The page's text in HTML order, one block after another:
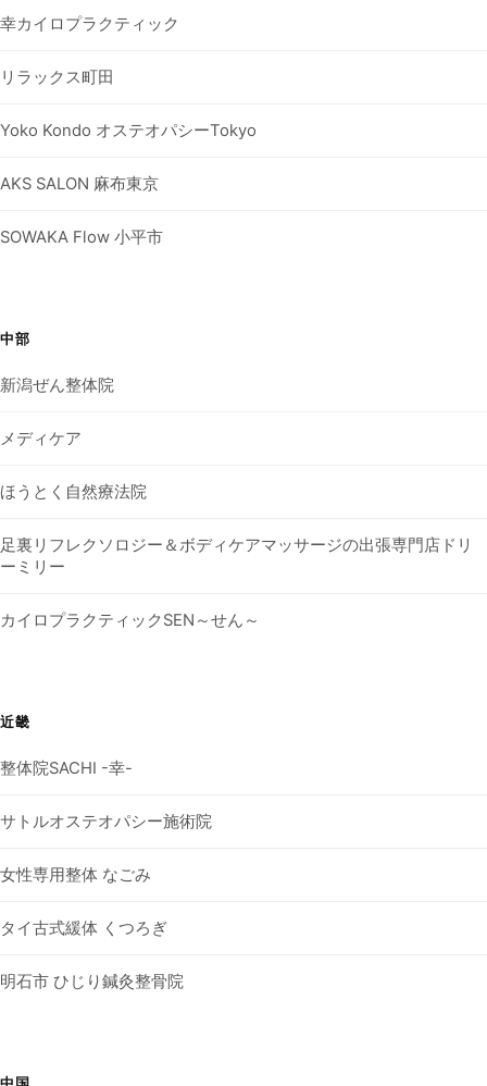
幸カイロプラクティック
リラックス町田
Yoko Kondo オステオパシーTokyo
AKS SALON 麻布東京
SOWAKA Flow 小平市
中部
新潟ぜん整体院
メディケア
ほうとく自然療法院
足裏リフレクソロジー＆ボディケアマッサージの出張専門店ドリ
ーミリー
カイロプラクティックSEN～せん～
近畿
整体院SACHI -幸-
サトルオステオパシー施術院
女性専用整体 なごみ
タイ古式緩体 くつろぎ
明石市 ひじり鍼灸整骨院